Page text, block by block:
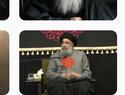
زوّار اربعین امام حسین (علیه
السلام) با این اشتیاق به زیارت
لقب حضرت رقیه سلام الله علیها به
چه معناست – حجت الاسلام علوی